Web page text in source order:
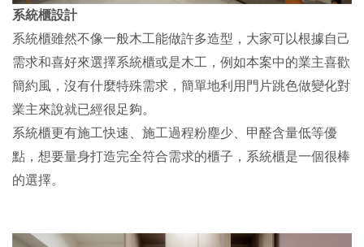
系統櫃設計
系統櫃雖然不像一般木工能做許多造型，大家可以根據自己
需求和喜好來選擇系統櫃或是木工，例如本案中的業主喜歡
簡約風，沒有什麼特殊需求，簡單地利用門片跳色做變化對
業主來說就已經很足夠。
系統櫃更有施工快速、施工過程粉塵少、甲醛含量低等優
點，想要量身打造完全符合需求的櫃子，系統櫃是一個很棒
的選擇。